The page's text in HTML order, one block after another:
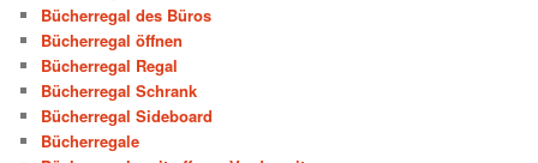
Bücherregal des Büros
Bücherregal öffnen
Bücherregal Regal
Bücherregal Schrank
Bücherregal Sideboard
Bücherregale